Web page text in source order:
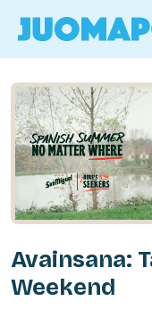
Avainsana:
Weekend